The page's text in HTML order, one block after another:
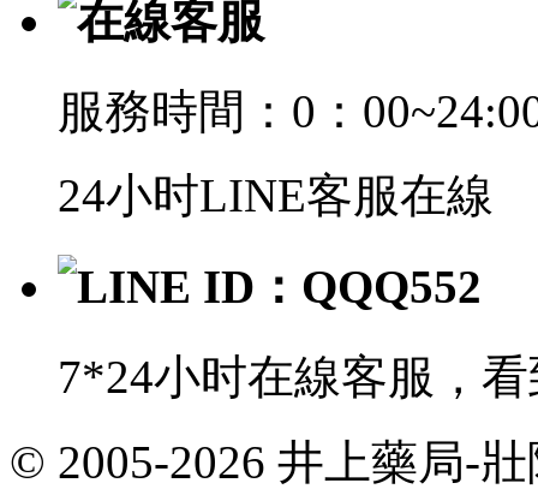
在線客服
服務時間：0：
24小时LINE客服在線
LINE ID：QQQ552
7*24小时在線客服，
共
© 2005-2026 井上藥局-